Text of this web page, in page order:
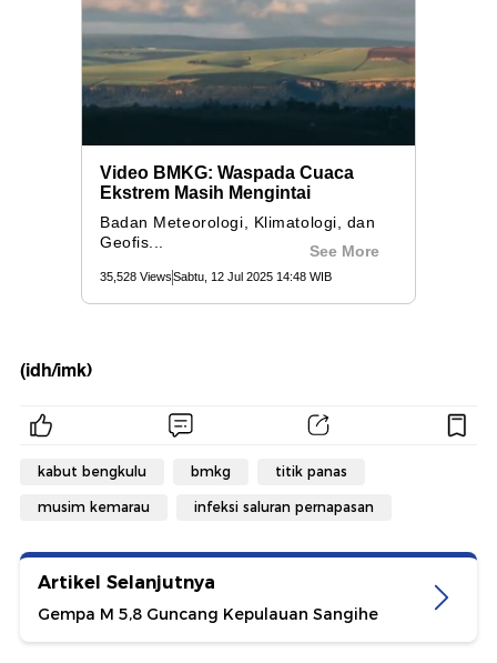
(idh/imk)
kabut bengkulu bmkg titik panas
musim kemarau infeksi saluran pernapasan
Artikel Selanjutnya
Gempa M 5,8 Guncang Kepulauan Sangihe